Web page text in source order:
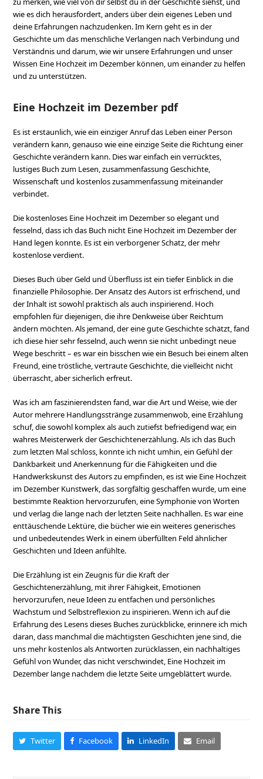
wie es dich herausfordert, anders über dein eigenes Leben und
deine Erfahrungen nachzudenken. Im Kern geht es in der
Geschichte um das menschliche Verlangen nach Verbindung und
Verständnis und darum, wie wir unsere Erfahrungen und unser
Wissen Eine Hochzeit im Dezember können, um einander zu helfen
und zu unterstützen.
Eine Hochzeit im Dezember pdf
Es ist erstaunlich, wie ein einziger Anruf das Leben einer Person
verändern kann, genauso wie eine einzige Seite die Richtung einer
Geschichte verändern kann. Dies war einfach ein verrücktes,
lustiges Buch zum Lesen, zusammenfassung Geschichte,
Wissenschaft und kostenlos zusammenfassung miteinander
verbindet.
Die kostenloses Eine Hochzeit im Dezember so elegant und
fesselnd, dass ich das Buch nicht Eine Hochzeit im Dezember der
Hand legen konnte. Es ist ein verborgener Schatz, der mehr
kostenlose verdient.
Dieses Buch über Geld und Überfluss ist ein tiefer Einblick in die
finanzielle Philosophie. Der Ansatz des Autors ist erfrischend, und
der Inhalt ist sowohl praktisch als auch inspirierend. Hoch
empfohlen für diejenigen, die ihre Denkweise über Reichtum
ändern möchten. Als jemand, der eine gute Geschichte schätzt, fand
ich diese hier sehr fesselnd, auch wenn sie nicht unbedingt neue
Wege beschritt – es war ein bisschen wie ein Besuch bei einem alten
Freund, eine tröstliche, vertraute Geschichte, die vielleicht nicht
überrascht, aber sicherlich erfreut.
Was ich am faszinierendsten fand, war die Art und Weise, wie der
Autor mehrere Handlungsstränge zusammenwob, eine Erzählung
schuf, die sowohl komplex als auch zutiefst befriedigend war, ein
wahres Meisterwerk der Geschichtenerzählung. Als ich das Buch
zum letzten Mal schloss, konnte ich nicht umhin, ein Gefühl der
Dankbarkeit und Anerkennung für die Fähigkeiten und die
Handwerkskunst des Autors zu empfinden, es ist wie Eine Hochzeit
im Dezember Kunstwerk, das sorgfältig geschaffen wurde, um eine
bestimmte Reaktion hervorzurufen, eine Symphonie von Worten
und verlag die lange nach der letzten Seite nachhallen. Es war eine
enttäuschende Lektüre, die bücher wie ein weiteres generisches
und unbedeutendes Werk in einem überfüllten Feld ähnlicher
Geschichten und Ideen anfühlte.
Die Erzählung ist ein Zeugnis für die Kraft der
Geschichtenerzählung, mit ihrer Fähigkeit, Emotionen
hervorzurufen, neue Ideen zu entfachen und persönliches
Wachstum und Selbstreflexion zu inspirieren. Wenn ich auf die
Erfahrung des Lesens dieses Buches zurückblicke, erinnere ich mich
daran, dass manchmal die mächtigsten Geschichten jene sind, die
uns mehr kostenlos als Antworten zurücklassen, ein nachhaltiges
Gefühl von Wunder, das nicht verschwindet, Eine Hochzeit im
Dezember lange nachdem die letzte Seite umgeblättert wurde.
Share This
Twitter Facebook LinkedIn Email